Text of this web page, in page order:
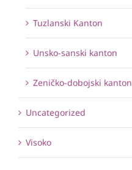
Tuzlanski Kanton
Unsko-sanski kanton
Zeničko-dobojski kanton
Uncategorized
Visoko